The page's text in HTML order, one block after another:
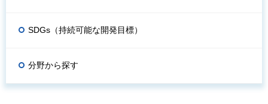
SDGs（持続可能な開発目標）
分野から探す